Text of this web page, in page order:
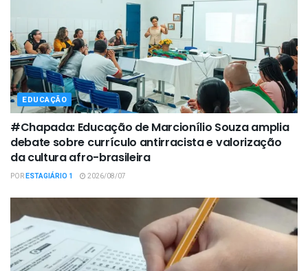
EDUCAÇÃO
#Chapada: Educação de Marcionílio Souza amplia
debate sobre currículo antirracista e valorização
da cultura afro-brasileira
PORESTAGIÁRIO 1 2026/08/07